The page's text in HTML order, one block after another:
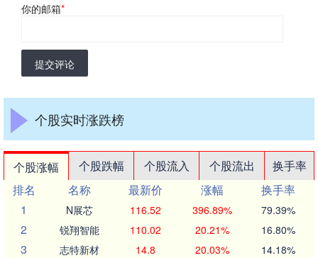
你的邮箱*
提交评论
个股实时涨跌榜
个股涨幅 个股跌幅 个股流入 个股流出
换手率
排名
名称 最新价 涨幅
换手率
1
N展芯 116.52 396.89% 79.39%
2 锐翔智能 110.02 20.21% 16.80%
3 志特新材 14.8 20.03% 14.18%